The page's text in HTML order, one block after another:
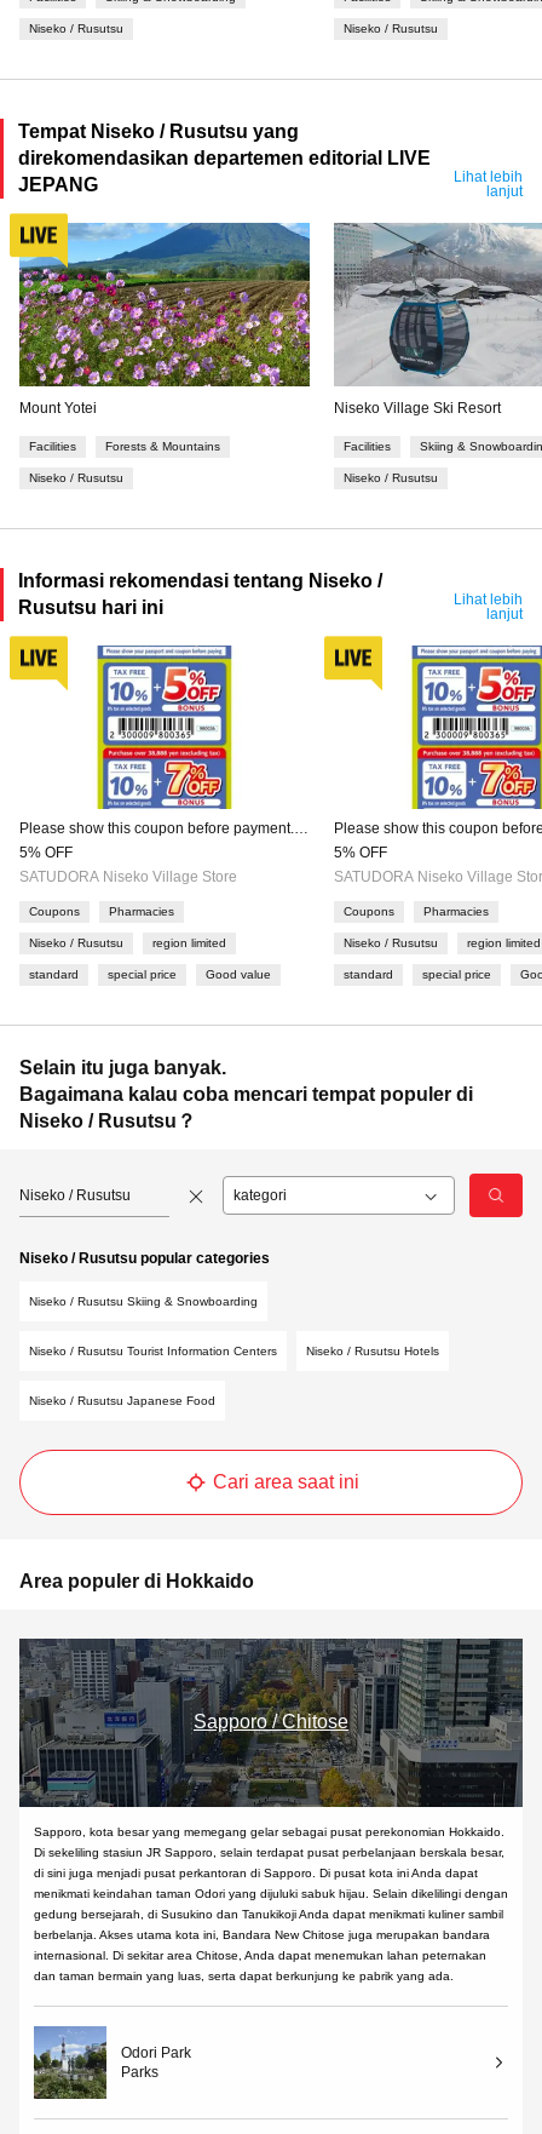
Niseko / Rusutsu Niseko / Rusutsu
Tempat Niseko / Rusutsu yang
direkomendasikan departemen editorial LIVE
JEPANG
Lihat lebih
lanjut
Mount Yotei
Facilities Forests & Mountains
Niseko / Rusutsu
Niseko Village Ski Resort
Facilities Skiing &
Niseko / Rusutsu
Informasi rekomendasi tentang Niseko /
Rusutsu hari ini
Lihat lebih
lanjut
Please show this coupon before payment.
Discount cannot be offered after payment.
Some products are not eligible for
discounts.
5% OFF
SATUDORA Niseko Village Store
Coupons Pharmacies
Niseko / Rusutsu region limited
standard special price Good value
Please show this coupon
Discount cannot be offered
Some products are not eligible
discounts.
5% OFF
SATUDORA Niseko Village
Coupons Pharmacies
Niseko / Rusutsu region limited
standard special price
Selain itu juga banyak.
Bagaimana kalau coba mencari tempat populer di
Niseko / Rusutsu？
Niseko / Rusutsu
Niseko / Rusutsu popular categories
Niseko / Rusutsu Skiing & Snowboarding
Niseko / Rusutsu Tourist Information Centers Niseko / Rusutsu Hotels
Niseko / Rusutsu Japanese Food
Cari area saat ini
Area populer di Hokkaido
Sapporo / Chitose
Sapporo, kota besar yang memegang gelar sebagai pusat perekonomian Hokkaido.
Di sekeliling stasiun JR Sapporo, selain terdapat pusat perbelanjaan berskala besar,
di sini juga menjadi pusat perkantoran di Sapporo. Di pusat kota ini Anda dapat
menikmati keindahan taman Odori yang dijuluki sabuk hijau. Selain dikelilingi dengan
gedung bersejarah, di Susukino dan Tanukikoji Anda dapat menikmati kuliner sambil
berbelanja. Akses utama kota ini, Bandara New Chitose juga merupakan bandara
internasional. Di sekitar area Chitose, Anda dapat menemukan lahan peternakan
dan taman bermain yang luas, serta dapat berkunjung ke pabrik yang ada.
Odori Park
Parks